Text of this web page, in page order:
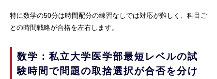
特に数学の50分は時間配分の練習なしでは対応が難しく、科目ご
との時間戦略が合格を左右します。
数学：私立大学医学部最短レベルの試
験時間で問題の取捨選択が合否を分け